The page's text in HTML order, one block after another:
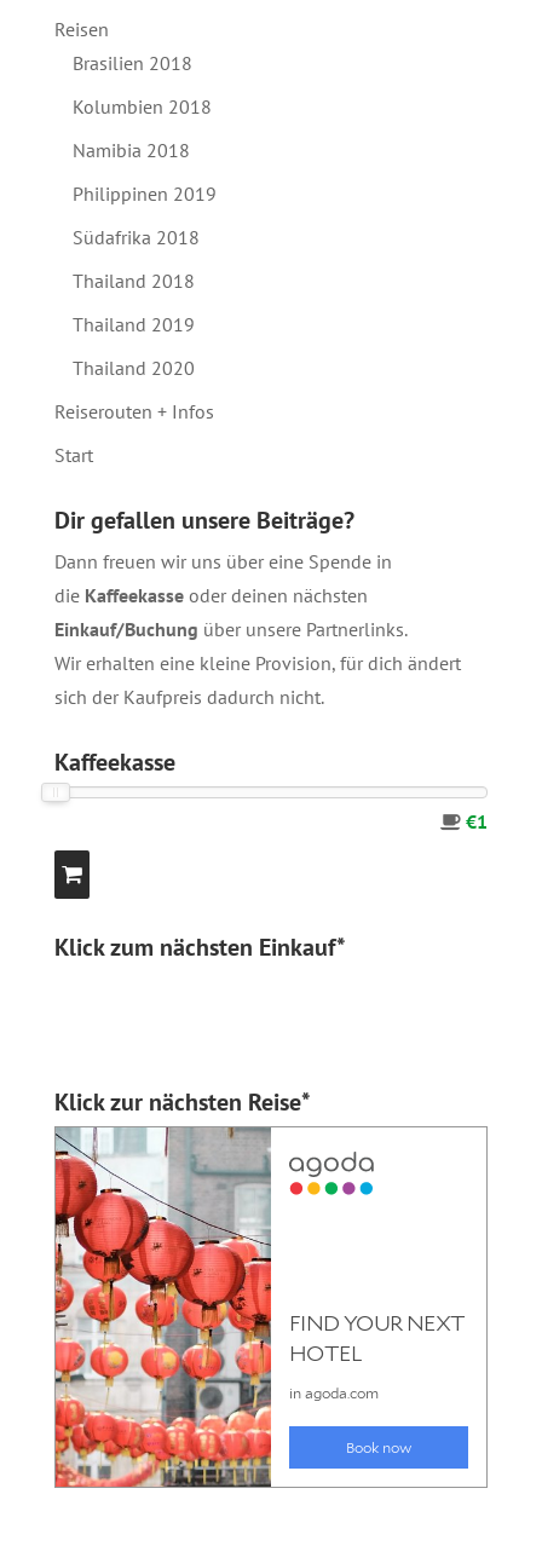
Reisen
Brasilien 2018
Kolumbien 2018
Namibia 2018
Philippinen 2019
Südafrika 2018
Thailand 2018
Thailand 2019
Thailand 2020
Reiserouten + Infos
Start
Dir gefallen unsere Beiträge?
Dann freuen wir uns über eine Spende in
die Kaffeekasseoder deinen nächsten
Einkauf/Buchung über unsere Partnerlinks.
Wir erhalten eine kleine Provision, für dich ändert
sich der Kaufpreis dadurch nicht.
Kaffeekasse
€1
Klick zum nächsten Einkauf*
Klick zur nächsten Reise*